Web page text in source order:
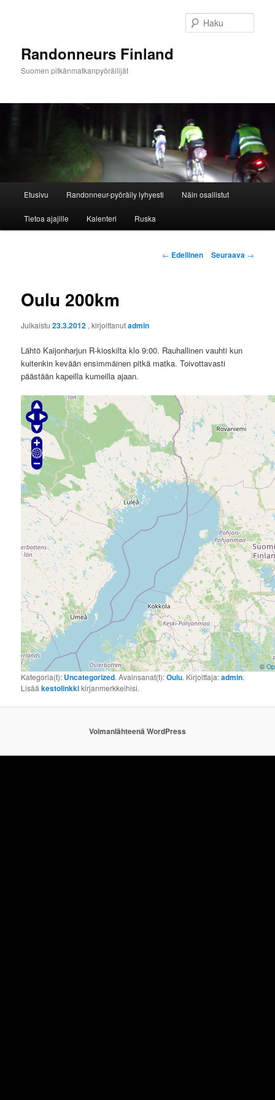
Randonneurs Finland
Suomen pitkänmatkanpyöräilijät
Etusivu Randonneur-pyöräily lyhyesti Näin osallistut
Tietoa ajajille Kalenteri Ruska
Artikkelien
← Edellinen Seuraava →
Oulu 200km
Julkaistu23.3.2012 , kirjoittanutadmin
Lähtö Kaijonharjun R-kioskilta klo 9:00. Rauhallinen vauhti kun
kuitenkin kevään ensimmäinen pitkä matka. Toivottavasti
päästään kapeilla kumeilla ajaan.
©
Kategoria(t): Uncategorized. Avainsanat(t):Oulu. Kirjoittaja:admin.
Lisääkestolinkkikirjanmerkkeihisi.
Voimanlähteenä WordPress